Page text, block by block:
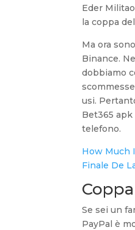
Eder
la coppa
Ma ora
Binance.
dobbiamo
usi.
Bet365
telefono.
How Much
Finale De
Se sei un
PayPal è